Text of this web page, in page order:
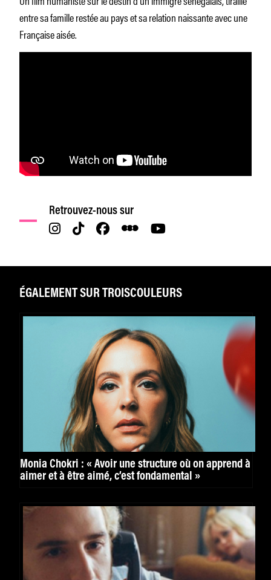
entre sa famille restée au pays et sa relation naissante avec une
Française aisée.
Retrouvez-nous sur
ÉGALEMENT SUR TROISCOULEURS
Monia Chokri : « Avoir une structure où on apprend à
aimer et à être aimé, c’est fondamental »